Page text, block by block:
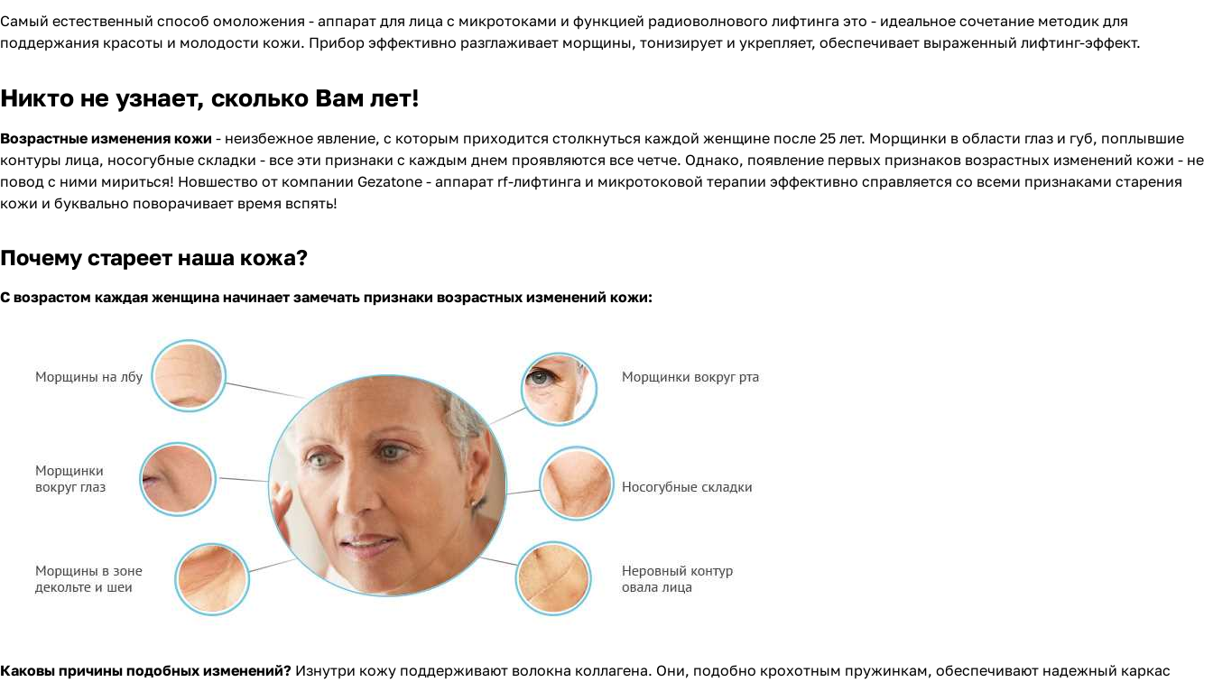
Самый естественный способ омоложения - аппарат для лица с микротоками и функцией радиоволнового лифтинга это - идеальное сочетание методик для
поддержания красоты и молодости кожи. Прибор эффективно разглаживает морщины, тонизирует и укрепляет, обеспечивает выраженный лифтинг-эффект.
Никто не узнает, сколько Вам лет!
Возрастные изменения кожи - неизбежное явление, с которым приходится столкнуться каждой женщине после 25 лет. Морщинки в области глаз и губ, поплывшие
контуры лица, носогубные складки - все эти признаки с каждым днем проявляются все четче. Однако, появление первых признаков возрастных изменений кожи - не
повод с ними мириться! Новшество от компании Gezatone - аппарат rf-лифтинга и микротоковой терапии эффективно справляется со всеми признаками старения
кожи и буквально поворачивает время вспять!
Почему стареет наша кожа?
С возрастом каждая женщина начинает замечать признаки возрастных изменений кожи:
Каковы причины подобных изменений? Изнутри кожу поддерживают волокна коллагена. Они, подобно крохотным пружинкам, обеспечивают надежный каркас